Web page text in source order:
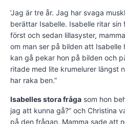
’Jag är tre år. Jag har svaga
berättar Isabelle. Isabelle ritar sin
först och sedan lillasyster,
om man ser på bilden att Isabelle
kan gå pekar hon på bilden och
ritade med lite kru­me­lurer längst
har raka ben.”
Isabelles stora fråga som hon
jag att kunna gå?” och Christina
på den frågan. Mamma sade att